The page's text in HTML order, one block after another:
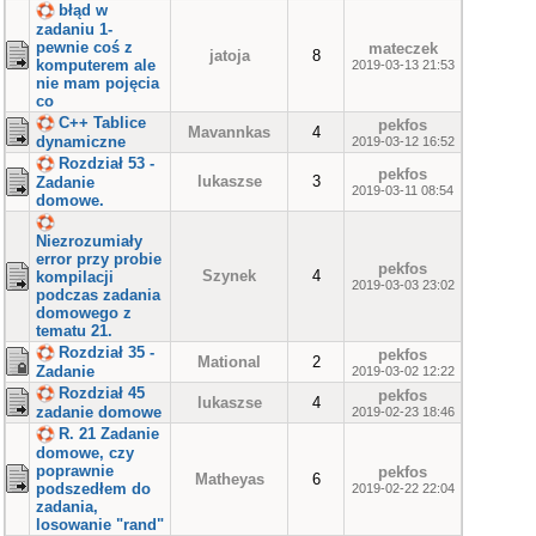
błąd w
zadaniu 1-
pewnie coś z
komputerem ale
nie mam pojęcia
co
jatoja 8 mateczek
2019-03-13 21:53
C++ Tablice
dynamiczne
Mavannkas 4 pekfos
2019-03-12 16:52
Rozdział 53 -
Zadanie
domowe.
lukaszse 3 pekfos
2019-03-11 08:54
Niezrozumiały
error przy probie
kompilacji
podczas zadania
domowego z
tematu 21.
Szynek 4 pekfos
2019-03-03 23:02
Rozdział 35 -
Zadanie
Mational 2 pekfos
2019-03-02 12:22
Rozdział 45
zadanie domowe
lukaszse 4 pekfos
2019-02-23 18:46
R. 21 Zadanie
domowe, czy
poprawnie
podszedłem do
zadania,
losowanie "rand"
Matheyas 6 pekfos
2019-02-22 22:04